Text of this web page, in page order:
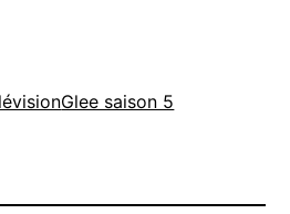
Glee saison 5